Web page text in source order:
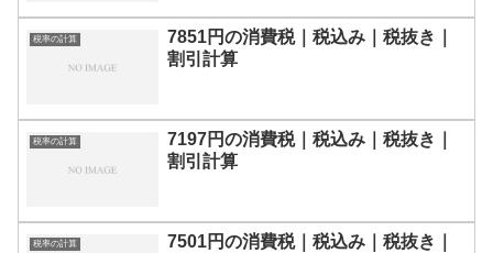
税率の計算
7851円の消費税｜税込み｜税抜き｜
割引計算
税率の計算
7197円の消費税｜税込み｜税抜き｜
割引計算
税率の計算
7501円の消費税｜税込み｜税抜き｜